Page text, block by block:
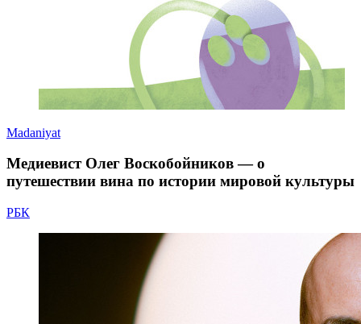
Madaniyat
Медиевист Олег Воскобойников — о
путешествии вина по истории мировой культуры
РБК